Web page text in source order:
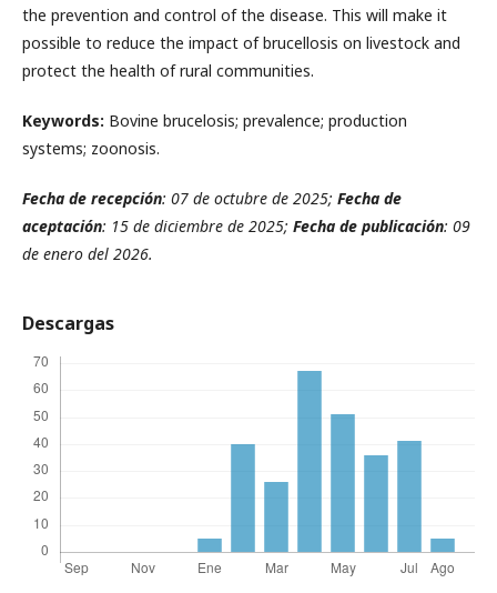
the prevention and control of the disease. This will make it
possible to reduce the impact of brucellosis on livestock and
protect the health of rural communities.
Keywords: Bovine brucelosis; prevalence; production
systems; zoonosis.
Fecha de recepción: 07 de octubre de 2025; Fecha de
aceptación: 15 de diciembre de 2025; Fecha de publicación: 09
de enero del 2026.
Descargas